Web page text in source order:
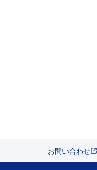
お問い合わせ